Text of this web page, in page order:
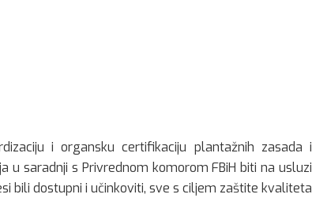
i organsku certifikaciju plantažnih zasada i
saradnji s Privrednom komorom FBiH biti na usluzi
bili dostupni i učinkoviti, sve s ciljem zaštite kvaliteta